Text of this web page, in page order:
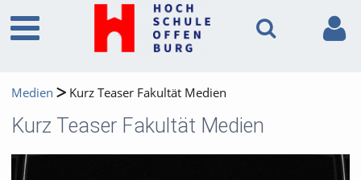
Medien Kurz Teaser Fakultät Medien
Kurz Teaser Fakultät Medien